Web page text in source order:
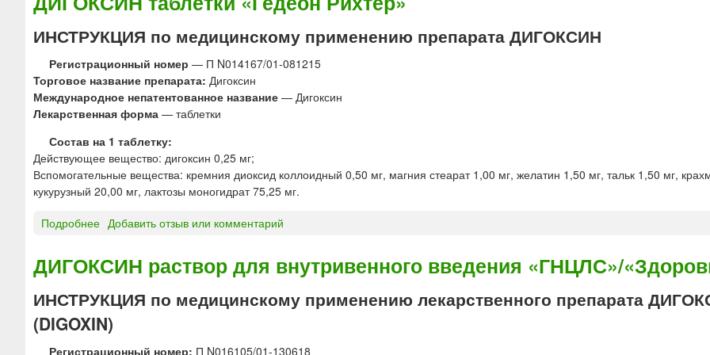
Г
К
С
И
Н
т
б
л
е
т
л
я
д
е
т
ИНСТРУКЦИЯ по медицинскому применению препарата ДИГОКСИН
Регистрационный номер — П N014167/01-081215
Торговое название препарата: Дигоксин
Международное непатентованное название — Дигоксин
Лекарственная форма — таблетки
Состав на 1 таблетку:
Действующее вещество: дигоксин 0,25 мг;
Вспомогательные вещества: кремния диоксид коллоидный 0,50 мг, магния стеарат 1,00 мг, желатин 1,50 мг, тальк 1,50 мг,
кукурузный 20,00 мг, лактозы моногидрат 75,25 мг.
Подробнее
Г
К
С
Добавить отзыв или комментарий
ДИГОКСИН раствор для внутривенного введения «ГНЦЛС»/
ИНСТРУКЦИЯ по медицинскому применению лекарственного препарата
(DIGOXIN)
Регистрационный номер: П N016105/01-130618